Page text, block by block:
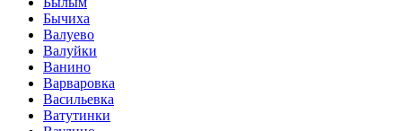
Бычиха
Валуево
Валуйки
Ванино
Варваровка
Васильевка
Ватутинки